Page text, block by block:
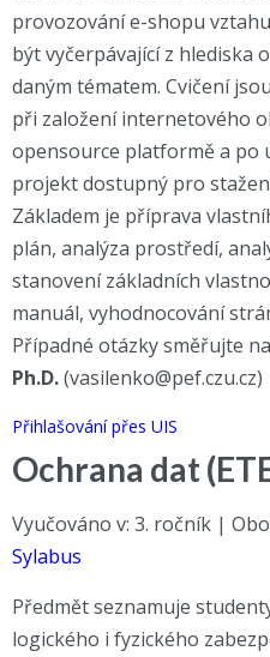
provozování e-shopu
být vyčerpávající z hlediska
daným tématem. Cvičení
při založení internetového
opensource platformě a po
projekt dostupný pro
Základem je příprava
plán, analýza prostředí,
stanovení základních
manuál, vyhodnocování
Případné otázky směřujte na
Ph.D.(vasilenko@pef.czu.cz)
Přihlašování přes UIS
Ochrana dat
Vyučováno v: 3. ročník |
Sylabus
Předmět seznamuje
logického i fyzického